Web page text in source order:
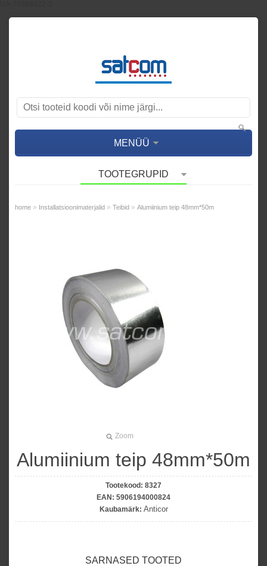
MENÜÜ
TOOTEGRUPID
home » Installatsioonimaterjalid » Teibid » Alumiinium teip 48mm*50m
Zoom
Alumiinium teip 48mm*50m
Tootekood: 8327
EAN: 5906194000824
Kaubamärk: Anticor
SARNASED TOOTED